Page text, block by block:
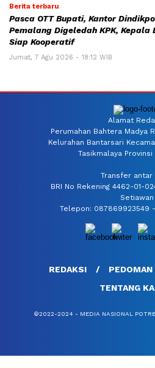
Berita terbaru
Pasca OTT Bupati, Kantor
Pemalang Digeledah KPK, Kepala
Siap Kooperatif
Jumat, 7 Agu 2026 - 18:12 WIB
Alamat
Perumahan Bahtera Madya
Kelurahan Bantarsari
Tasikmalaya
Transfer antar
BRI No Rekening 4462-01-
Setiawan
Telepon: 087869923549
REDAKSI
TENTANG
©2022-2024 - MEDIA NASIONAL